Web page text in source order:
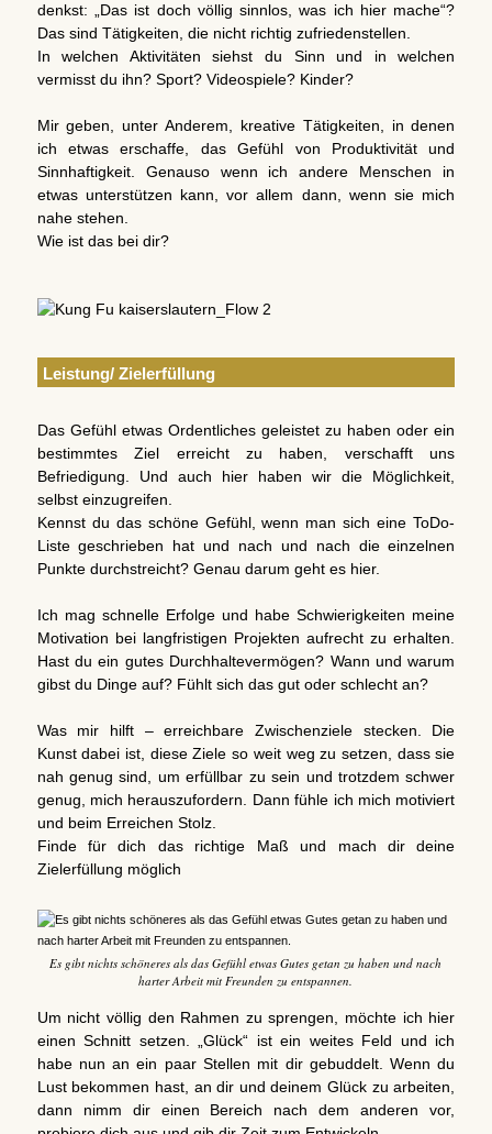
denkst: „Das ist doch völlig sinnlos, was ich hier mache“?
Das sind Tätigkeiten, die nicht richtig zufriedenstellen.
In welchen Aktivitäten siehst du Sinn und in welchen
vermisst du ihn? Sport? Videospiele? Kinder?
Mir geben, unter Anderem, kreative Tätigkeiten, in denen
ich etwas erschaffe, das Gefühl von Produktivität und
Sinnhaftigkeit. Genauso wenn ich andere Menschen in
etwas unterstützen kann, vor allem dann, wenn sie mich
nahe stehen.
Wie ist das bei dir?
Leistung/ Zielerfüllung
Das Gefühl etwas Ordentliches geleistet zu haben oder ein
bestimmtes Ziel erreicht zu haben, verschafft uns
Befriedigung. Und auch hier haben wir die Möglichkeit,
selbst einzugreifen.
Kennst du das schöne Gefühl, wenn man sich eine ToDo-
Liste geschrieben hat und nach und nach die einzelnen
Punkte durchstreicht? Genau darum geht es hier.
Ich mag schnelle Erfolge und habe Schwierigkeiten meine
Motivation bei langfristigen Projekten aufrecht zu erhalten.
Hast du ein gutes Durchhaltevermögen? Wann und warum
gibst du Dinge auf? Fühlt sich das gut oder schlecht an?
Was mir hilft – erreichbare Zwischenziele stecken. Die
Kunst dabei ist, diese Ziele so weit weg zu setzen, dass sie
nah genug sind, um erfüllbar zu sein und trotzdem schwer
genug, mich herauszufordern. Dann fühle ich mich motiviert
und beim Erreichen Stolz.
Finde für dich das richtige Maß und mach dir deine
Zielerfüllung möglich
Es gibt nichts schöneres als das Gefühl etwas Gutes getan zu haben und nach
harter Arbeit mit Freunden zu entspannen.
Um nicht völlig den Rahmen zu sprengen, möchte ich hier
einen Schnitt setzen. „Glück“ ist ein weites Feld und ich
habe nun an ein paar Stellen mit dir gebuddelt. Wenn du
Lust bekommen hast, an dir und deinem Glück zu arbeiten,
dann nimm dir einen Bereich nach dem anderen vor,